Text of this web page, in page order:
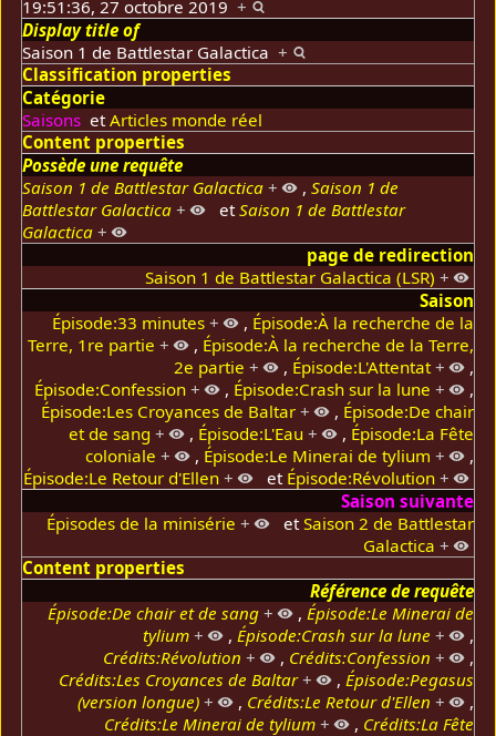
19:51:36, 27 octobre 2019 +
Display title of
Saison 1 de Battlestar Galactica+
Classification properties
Catégorie
Saisons etArticles monde réel
Content properties
Possède une requête
Saison 1 de Battlestar Galactica + ,Saison 1 de
Battlestar Galactica + etSaison 1 de Battlestar
Galactica +
page de redirection
Saison 1 de Battlestar Galactica (LSR) +
Saison
Épisode:33 minutes + , Épisode:À la recherche de la
Terre, 1re partie + , Épisode:À la recherche de la Terre,
2e partie + , Épisode:L'Attentat +
,
Épisode:Confession + , Épisode:Crash sur la lune +
,
Épisode:Les Croyances de Baltar + , Épisode:De chair
et de sang + , Épisode:L'Eau + , Épisode:La Fête
coloniale + , Épisode:Le Minerai de tylium +
,
Épisode:Le Retour d'Ellen + et Épisode:Révolution +
Saison suivante
Épisodes de la minisérie + etSaison 2 de Battlestar
Galactica +
Content properties
Référence de requête
Épisode:De chair et de sang + , Épisode:Le Minerai de
tylium + , Épisode:Crash sur la lune +
,
Crédits:Révolution + , Crédits:Confession +
,
Crédits:Les Croyances de Baltar + , Épisode:Pegasus
(version longue) + , Crédits:Le Retour d'Ellen +
,
Crédits:Le Minerai de tylium + , Crédits:La Fête